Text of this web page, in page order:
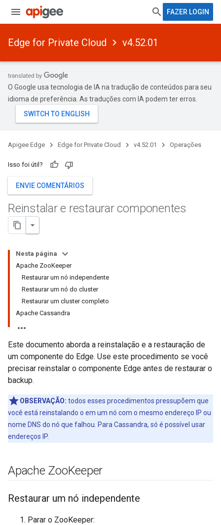
FAZER LOGIN
Edge for Private Cloud v4.52.01
O Google usa tecnologia de IA na tradução de conteúdos para seu
idioma de preferência. As traduções com IA podem ter erros.
Apigee Edge Edge for Private Cloud v4.52.01 Operações
Isso foi útil?
ENVIE COMENTÁRIOS
Reinstalar e restaurar componentes
Nesta página
Apache ZooKeeper
Restaurar um nó independente
Restaurar um nó do cluster
Restaurar um cluster completo
Apache Cassandra
Este documento aborda a reinstalação e a restauração de
um componente do Edge. Use este procedimento se você
precisar reinstalar o componente Edge antes de restaurar o
backup.
OBSERVAÇÃO: todos esses procedimentos pressupõem que
você está reinstalando o em um nó com o mesmo endereço IP ou
nome DNS do nó que falhou. Para Cassandra, só é possível usar
endereços IP.
Apache ZooKeeper
Restaurar um nó independente
Parar o ZooKeeper: